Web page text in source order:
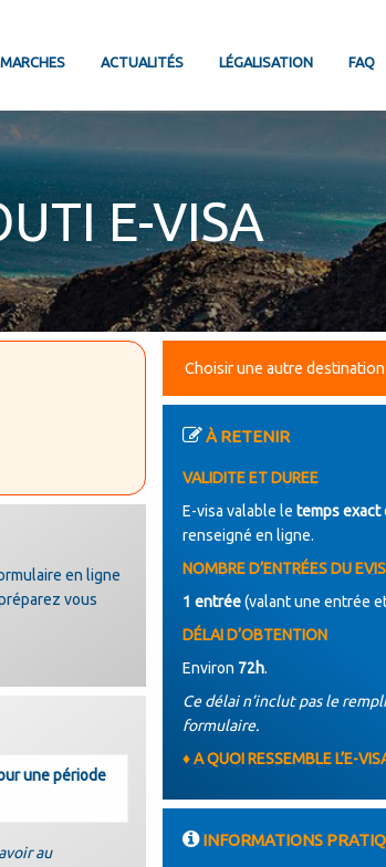
ACTUALITÉS LÉGALISATION FAQ
E-VISA
en ligne
vous
une période
au
À RETENIR
VALIDITE ET DUREE
E-visa valable le temps exact
renseigné en ligne.
NOMBRE D’ENTRÉES DU
1 entrée(valant une entrée
DÉLAI D’OBTENTION
Environ 72h.
Ce délai n’inclut pas le
formulaire.
♦ A QUOI RESSEMBLE L’E-
INFORMATIONS